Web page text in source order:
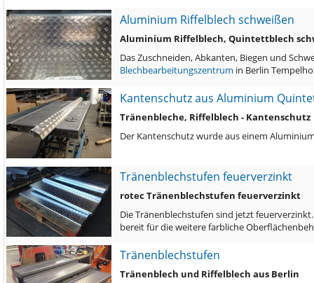
Aluminium Riffelblech schweißen
Aluminium Riffelblech, Quintettblech
Das Zuschneiden, Abkanten, Biegen und
Blechbearbeitungszentrum in Berlin
Kantenschutz aus Aluminium
Tränenbleche, Riffelblech - Kantenschutz
Der Kantenschutz wurde aus einem
Tränenblechstufen feuerverzinkt
rotec Tränenblechstufen feuerverzinkt
Die Tränenblechstufen sind jetzt
bereit für die weitere farbliche
Tränenblechstufen
Tränenblech und Riffelblech aus Berlin